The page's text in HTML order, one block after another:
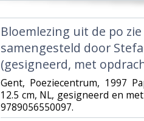
‎Bloemlezing uit de po
samengesteld door
(gesigneerd, met
‎Gent, Poeziecentrum, 1997
12.5 cm, NL, gesigneerd en
9789056550097.‎